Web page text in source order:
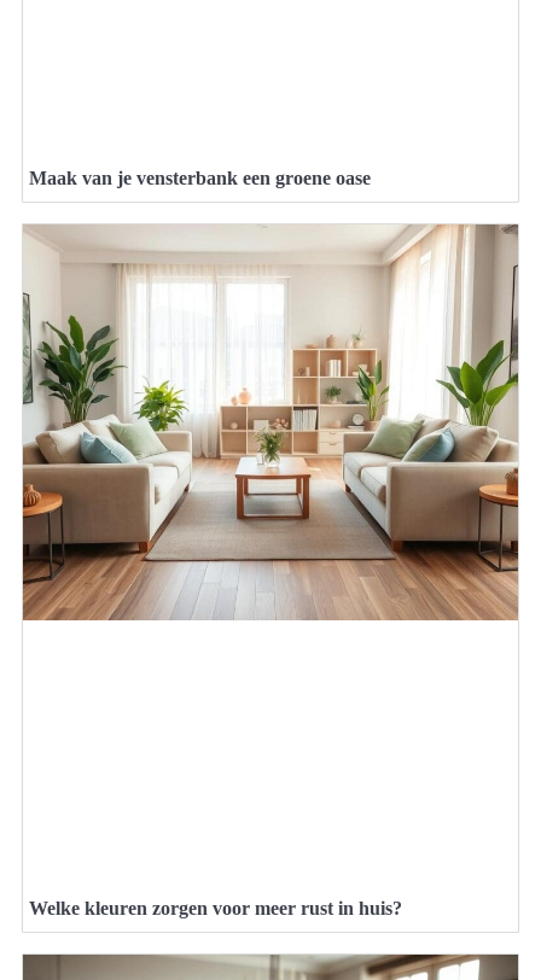
Maak van je vensterbank een groene oase
Welke kleuren zorgen voor meer rust in huis?